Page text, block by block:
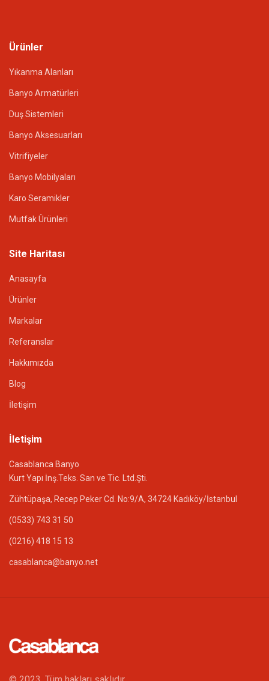
Ürünler
Yıkanma Alanları
Banyo Armatürleri
Duş Sistemleri
Banyo Aksesuarları
Vitrifiyeler
Banyo Mobilyaları
Karo Seramikler
Mutfak Ürünleri
Site Haritası
Anasayfa
Ürünler
Markalar
Referanslar
Hakkımızda
Blog
İletişim
İletişim
Casablanca Banyo
Kurt Yapı İnş.Teks. San ve Tic. Ltd.Şti.
Zühtüpaşa, Recep Peker Cd. No:9/A, 34724 Kadıköy/İstanbul
(0533) 743 31 50
(0216) 418 15 13
casablanca@banyo.net